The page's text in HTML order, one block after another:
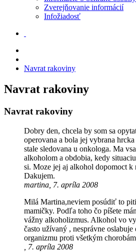
Zverejňovanie informácií
Infožiadosť
Navrat rakoviny
Navrat rakoviny
Navrat rakoviny
Dobry den, chcela by som sa
operovana a bola jej vybrana
stale sledovana u onkologa. Ma
alkoholom a obdobia, kedy
si. Moze jej aj alkohol dopomoct k
Dakujem.
martina, 7. apríla 2008
Milá Martina,neviem posúdiť to
mamičky. Podľa toho čo píšete
vážny alkoholizmus. Alkohol vo
často užívaný , nesprávne
organizmu proti všetkým
, 7. apríla 2008